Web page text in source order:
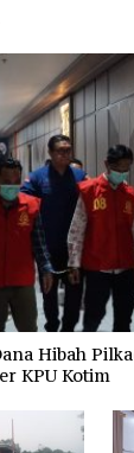
Hibah
KPU Kotim